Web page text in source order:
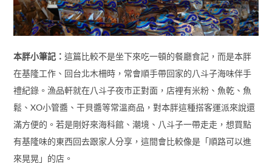
本胖小筆記： 這篇比較不是坐下來吃一頓的餐廳食記，而是本胖
在基隆工作、回台北木柵時，常會順手帶回家的八斗子海味伴手
禮紀錄。漁品軒就在八斗子夜市正對面，店裡有米粉、魚乾、魚
鬆、XO小管醬、干貝醬等常溫商品，對本胖這種搭客運派來說還
滿方便的。若是剛好來海科館、潮境、八斗子一帶走走，想買點
有基隆味的東西回去跟家人分享，這間會比較像是「順路可以進
來晃晃」的店。